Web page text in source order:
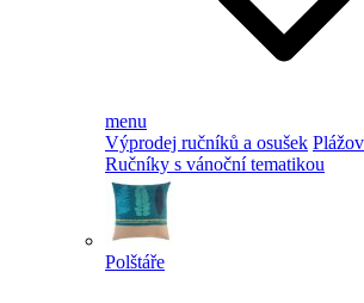
menu
Výprodej ručníků a osušek
Ručníky s vánoční tematikou
Polštáře